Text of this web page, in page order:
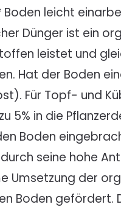
Boden leicht
Dünger ist ein
leistet und
Hat der Boden
Für Topf- und
5% in die
Boden
seine hohe
Umsetzung der
Boden